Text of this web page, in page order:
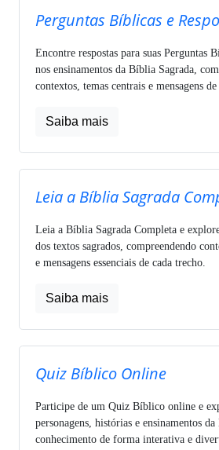
Perguntas Bíblicas e
Encontre respostas para suas Perguntas
nos ensinamentos da Bíblia Sagrada,
contextos, temas centrais e mensagens de
Saiba mais
Leia a Bíblia Sagrada
Leia a Bíblia Sagrada Completa e explore
dos textos sagrados, compreendendo
e mensagens essenciais de cada trecho.
Saiba mais
Quiz Bíblico Online
Participe de um Quiz Bíblico online e
personagens, histórias e ensinamentos
conhecimento de forma interativa e